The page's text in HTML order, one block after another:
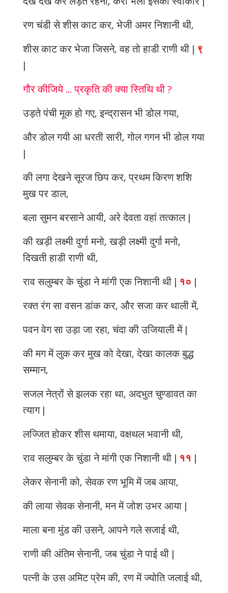
रण चंडी से शीस काट कर, भेजी अमर निशानी थी,
शीस काट कर भेजा जिसने, वह तो हाडी राणी थी | ९
|
गौर कीजिये ... प्रकृति की क्या स्तिथि थी ?
उड़ते पंची मूक हो गए, इन्द्रासन भी डोल गया,
और डोल गयी आ धरती सारी, गोल गगन भी डोल गया
|
की लगा देखने सूरज छिप कर, प्रथम किरण शशि
मुख पर डाल,
बला सुमन बरसाने आयी, अरे देवता वहां तत्काल |
की खड़ी लक्ष्मी दुर्गा मनो, खड़ी लक्ष्मी दुर्गा मनो,
दिखती हाडी राणी थी,
राव सलुम्बर के चुंडा ने मांगी एक निशानी थी | १० |
रक्त रंग सा वसन डांक कर, और सजा कर थाली में,
पवन वेग सा उड़ा जा रहा, चंदा की उजियाली में |
की मग में लुक कर मुख को देखा, देखा कालक बुद्ध
सम्मान,
सजल नेत्रों से झलक रहा था, अदभुत चुण्डावत का
त्याग |
लज्जित होकर शीस थमाया, वक्षथल भवानी थी,
राव सलुम्बर के चुंडा ने मांगी एक निशानी थी | ११ |
लेकर सेनानी को, सेवक रण भूमि में जब आया,
की लाया सेवक सेनानी, मन में जोश उभर आया |
माला बना मुंड की उसने, आपने गले सजाई थी,
राणी की अंतिम सेनानी, जब चुंडा ने पाई थी |
पत्नी के उस अमिट प्रेम की, रण में ज्योति जलाई थी,